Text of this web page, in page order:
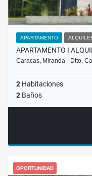
APARTAMENTO
APARTAMENTO I
Caracas, Miranda - Dtto.
2 Habitaciones
2 Baños
OPORTUNIDAD